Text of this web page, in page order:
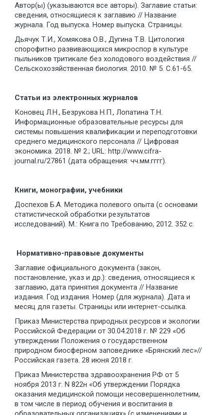
Автор(ы) (указываются все авторы). Заглавие статьи:
сведения, относящиеся к заглавию // Название
журнала. Год выпуска. Номер выпуска. Страницы.
Дьячук Т.И., Хомякова О.В., Дугина Т.В. Цитология
спорофитно развивающихся микроспор в культуре
пыльников тритикале без холодового воздействия //
Сельскохозяйственная биология. 2010. № 5. С.61-65.
Статьи из электронных журналов
Коновец Л.Н., Безрукова Н.П., Лопатина Т.Н.
Информационные образовательные ресурсы для
системы повышения квалификации и переподготовки
среднего медицинского персонала // Цифровая
экономика. 2018. № 2.; URL: http://www.cifra-
journal.ru/27861 (дата обращения: чч.мм.гггг).
Книги, монографии, учебники
Доспехов Б.А. Методика полевого опыта (с основами
статистической обработки результатов
исследований). М.: Книга по Требованию, 2012. 352 с.
Нормативно-правовые документы
Заглавие официального документа (закон,
постановление, указ и др.): сведения, относящиеся к
заглавию, дата принятия документа // Название
издания. Год издания. Номер (для журнала). Дата и
месяц для газеты. Страницы или интернет-ссылка.
Приказ Министерства природных ресурсов и экологии
Российской Федерации от 30.04.2018 г. № 229 «Об
утверждении Положения о государственном
природном биосферном заповеднике «Брянский лес»//
Российская газета. 28 июня 2018 г.
Приказ Министерства здравоохранения РФ от 5
ноября 2013 г. N 822н «Об утверждении Порядка
оказания медицинской помощи несовершеннолетним,
в том числе в период обучения и воспитания в